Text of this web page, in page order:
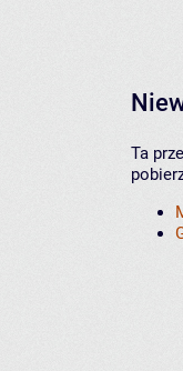
Ta